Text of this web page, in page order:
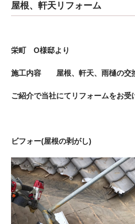
屋根、軒天リフォーム
栄町 O様邸より
施工内容 屋根、軒天、雨樋の交
ご紹介で当社にてリフォームをお受
ビフォー(屋根の剥がし)